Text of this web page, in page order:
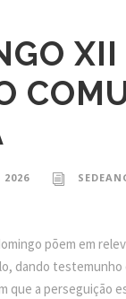
XII
2026
põem em
dando
que a perseguição